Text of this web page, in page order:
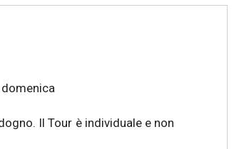
Il Tour è individuale e non